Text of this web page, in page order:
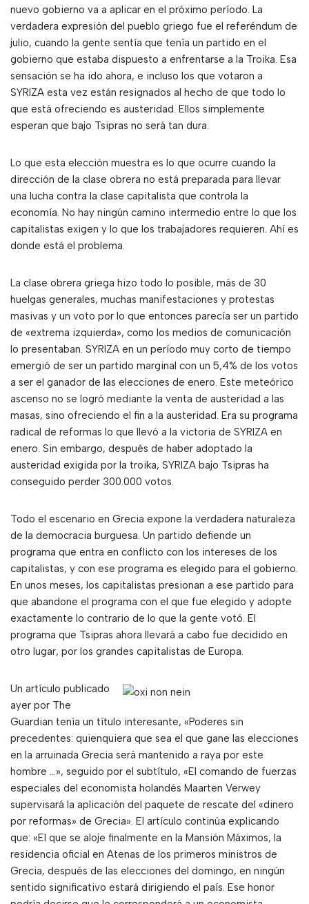
nuevo gobierno va a aplicar en el próximo período. La
verdadera expresión del pueblo griego fue el referéndum de
julio, cuando la gente sentía que tenía un partido en el
gobierno que estaba dispuesto a enfrentarse a la Troika. Esa
sensación se ha ido ahora, e incluso los que votaron a
SYRIZA esta vez están resignados al hecho de que todo lo
que está ofreciendo es austeridad. Ellos simplemente
esperan que bajo Tsipras no será tan dura.
Lo que esta elección muestra es lo que ocurre cuando la
dirección de la clase obrera no está preparada para llevar
una lucha contra la clase capitalista que controla la
economía. No hay ningún camino intermedio entre lo que los
capitalistas exigen y lo que los trabajadores requieren. Ahí es
donde está el problema.
La clase obrera griega hizo todo lo posible, más de 30
huelgas generales, muchas manifestaciones y protestas
masivas y un voto por lo que entonces parecía ser un partido
de «extrema izquierda», como los medios de comunicación
lo presentaban. SYRIZA en un período muy corto de tiempo
emergió de ser un partido marginal con un 5,4% de los votos
a ser el ganador de las elecciones de enero. Este meteórico
ascenso no se logró mediante la venta de austeridad a las
masas, sino ofreciendo el fin a la austeridad. Era su programa
radical de reformas lo que llevó a la victoria de SYRIZA en
enero. Sin embargo, después de haber adoptado la
austeridad exigida por la troika, SYRIZA bajo Tsipras ha
conseguido perder 300.000 votos.
Todo el escenario en Grecia expone la verdadera naturaleza
de la democracia burguesa. Un partido defiende un
programa que entra en conflicto con los intereses de los
capitalistas, y con ese programa es elegido para el gobierno.
En unos meses, los capitalistas presionan a ese partido para
que abandone el programa con el que fue elegido y adopte
exactamente lo contrario de lo que la gente votó. El
programa que Tsipras ahora llevará a cabo fue decidido en
otro lugar, por los grandes capitalistas de Europa.
Un artículo publicado
ayer por The
Guardian tenía un título interesante, «Poderes sin
precedentes: quienquiera que sea el que gane las elecciones
en la arruinada Grecia será mantenido a raya por este
hombre …», seguido por el subtítulo, «El comando de fuerzas
especiales del economista holandés Maarten Verwey
supervisará la aplicación del paquete de rescate del «dinero
por reformas» de Grecia». El artículo continúa explicando
que: «El que se aloje finalmente en la Mansión Máximos, la
residencia oficial en Atenas de los primeros ministros de
Grecia, después de las elecciones del domingo, en ningún
sentido significativo estará dirigiendo el país. Ese honor